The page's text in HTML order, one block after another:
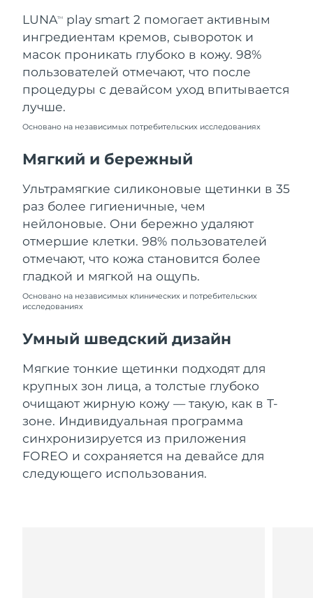
LUNATM
play smart 2 помогает активным
ингредиентам кремов, сывороток и
масок проникать глубоко в кожу. 98%
пользователей отмечают, что после
процедуры с девайсом уход впитывается
лучше.
Основано на независимых потребительских исследованиях
Мягкий и бережный
Ультрамягкие силиконовые щетинки в 35
раз более гигиеничные, чем
нейлоновые. Они бережно удаляют
отмершие клетки. 98% пользователей
отмечают, что кожа становится более
гладкой и мягкой на ощупь.
Основано на независимых клинических и потребительских
исследованиях
Умный шведский дизайн
Мягкие тонкие щетинки подходят для
крупных зон лица, а толстые глубоко
очищают жирную кожу — такую, как в Т-
зоне. Индивидуальная программа
синхронизируется из приложения
FOREO и сохраняется на девайсе для
следующего использования.
Катар
Ожидаемая дата доставки
10.08.2026
Реюньон
Ожидаемая дата доставки
Румыния
09.08.2026
Россия
Ожидаемая дата доставки
Саудовская Аравия
Ожидаемая дата доставки
Сингапур
Ожидаемая дата доставки
11.08.2026
Словакия
Ожидаемая дата доставки
Южно-Африканская
Ожидаемая дата доставки
17.08.2026
Республика Корея
Ожидаемая дата доставки
Испания
Ожидаемая дата доставки
09.08.2026